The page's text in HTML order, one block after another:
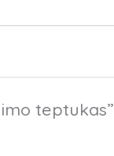
teptukas”